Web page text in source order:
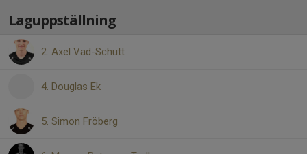
Laguppställning
2. Axel Vad-Schütt
4. Douglas Ek
5. Simon Fröberg